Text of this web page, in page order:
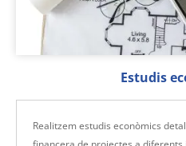
Estudis
Realitzem estudis econòmics